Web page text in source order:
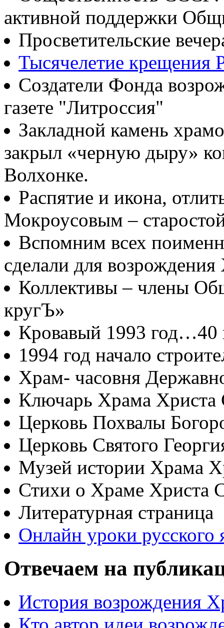
активной поддержки
Просветительские
Тысячелетие крещения
Создатели Фонда
газете "Литроссия"
Закладной камень
закрыл «черную дыру»
Волхонке.
Распятие и икона,
Мокроусовым –
Вспомним всех
сделали для
Коллективы – члены
кругЪ»
Кровавый 1993
1994 год начало
Храм- часовня
Ключарь Храма Христа
Церковь Похвалы
Церковь Святого
Музей истории Храма
Стихи о Храме Христа
Литературная страница
Онлайн уроки русского
Отвечаем на
История возрождения